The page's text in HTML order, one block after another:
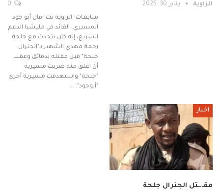
الزاوية يناير 30, 2025
متابعات- الزاوية نت- قال أبو جود
المسيري، القائد في مليشيا الدعم
السريع، إنه كان يتحدث مع جلحة
رحمة مهدي الشهير بـ"الجنرال
جلحة" قبل مقتله بدقائق وعقب
أن اغلق منه ضربت مسيرية
"جلحة" واستهدفت مسيرية أخرى
"أبوجود". …
اخبار
مقـ.ـتل الجنرال جلحة